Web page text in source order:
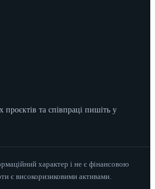
та співпраці пишіть у
характер і не є фінансовою
є високоризиковими активами.